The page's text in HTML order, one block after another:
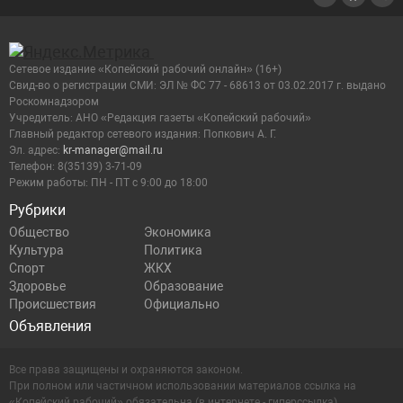
Рубрики
Общество
Экономика
Культура
Политика
Спорт
ЖКХ
Здоровье
Образование
Происшествия
Официально
Объявления
Сетевое издание «Копейский рабочий онлайн» (16+)
Cвид-во о регистрации СМИ: ЭЛ № ФС 77 - 68613 от 03.02.2017 г. выдано
Роскомнадзором
Учредитель: АНО «Редакция газеты «Копейский рабочий»
Главный редактор сетевого издания: Попкович А. Г.
Эл. адрес: kr-manager@mail.ru
Телефон: 8(35139) 3-71-09
Режим работы: ПН - ПТ с 9:00 до 18:00
Все права защищены и охраняются законом.
При полном или частичном использовании материалов ссылка на